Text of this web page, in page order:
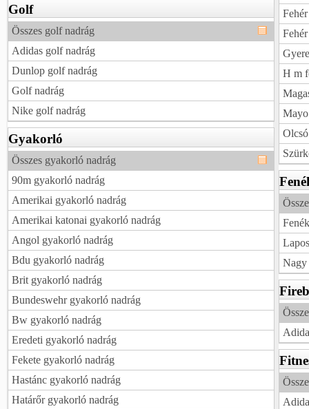
Golf
Összes golf nadrág
Adidas golf nadrág
Dunlop golf nadrág
Golf nadrág
Nike golf nadrág
Gyakorló
Összes gyakorló nadrág
90m gyakorló nadrág
Amerikai gyakorló nadrág
Amerikai katonai gyakorló nadrág
Angol gyakorló nadrág
Bdu gyakorló nadrág
Brit gyakorló nadrág
Bundeswehr gyakorló nadrág
Bw gyakorló nadrág
Eredeti gyakorló nadrág
Fekete gyakorló nadrág
Hastánc gyakorló nadrág
Határőr gyakorló nadrág
H m
Nagy